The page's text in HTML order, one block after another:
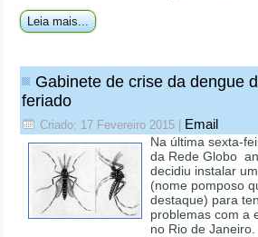
Leia mais...
Gabinete de crise da dengue
feriado
Criado: 17 Fevereiro 2015 Email
Na última sexta-
da Rede Globo
decidiu instalar
(nome pomposo
destaque) para
problemas com a
no Rio de Janeiro.